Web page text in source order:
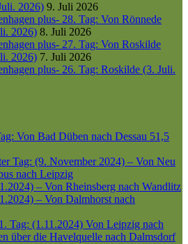
2026) 9. Juli 2026
plus- 28. Tag: Von Rönnede
2026) 8. Juli 2026
plus- 27. Tag: Von Roskilde
2026) 7. Juli 2026
plus- 26. Tag: Roskilde (3. Juli.
Von Bad Düben nach Dessau 51,5
Tag: (9. November 2024) – Von Neu
nach Leipzig
– Von Rheinsberg nach Wandlitz
– Von Dalmhorst nach
1. Tag: (1.11.2024) Von Leipzig nach
über die Havelquelle nach Dalmsdorf